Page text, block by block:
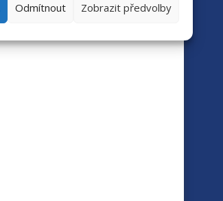
Odmítnout Zobrazit předvolby